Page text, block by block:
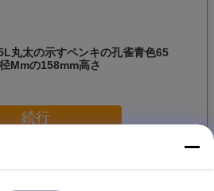
丸太の示すペンキの孔雀青色65
Mmの158mm高さ
続行